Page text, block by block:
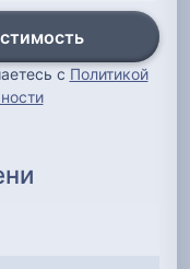
с Политикой